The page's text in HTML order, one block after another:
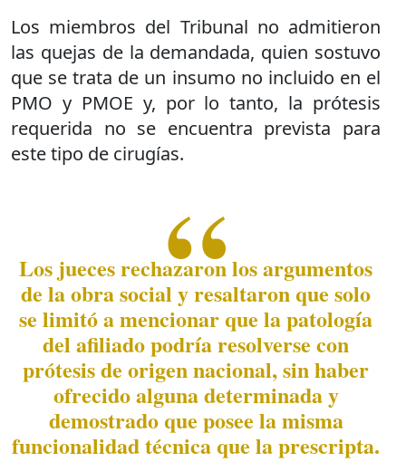
Los miembros del Tribunal no admitieron
las quejas de la demandada, quien sostuvo
que se trata de un insumo no incluido en el
PMO y PMOE y, por lo tanto, la prótesis
requerida no se encuentra prevista para
este tipo de cirugías.
Los jueces rechazaron los argumentos
de la obra social y resaltaron que solo
se limitó a mencionar que la patología
del afiliado podría resolverse con
prótesis de origen nacional, sin haber
ofrecido alguna determinada y
demostrado que posee la misma
funcionalidad técnica que la prescripta.